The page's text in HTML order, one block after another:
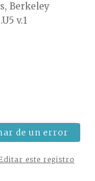
Berkeley
v.1
de un error
este registro